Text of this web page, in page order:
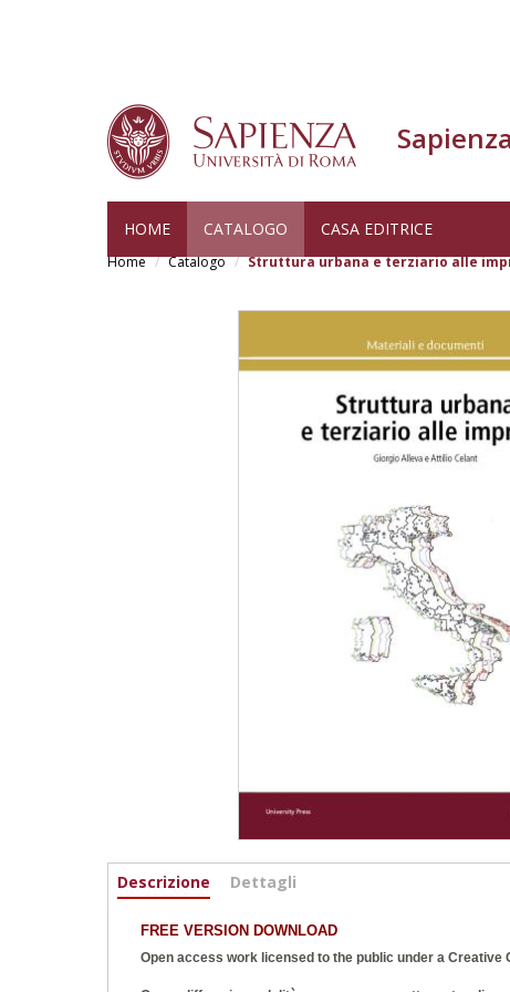
HOME CATALOGO CASA EDITRICE
Home Catalogo Struttura urbana e terziario alle
Informazioni
Descrizione (scheda
Dettagli
FREE VERSION DOWNLOAD
Open access work licensed to the public under a Creative